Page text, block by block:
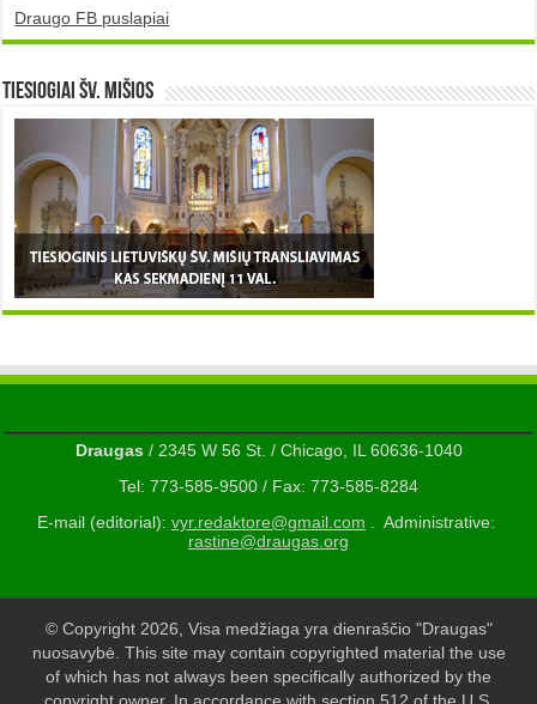
Draugo FB puslapiai
TIESIOGIAI šv. MIŠIOS
Draugas/ 2345 W 56 St. / Chicago, IL 60636-1040
Tel: 773-585-9500 / Fax: 773-585-8284
E-mail (editorial): vyr.redaktore@gmail.com . Administrative:
rastine@draugas.org
© Copyright 2026, Visa medžiaga yra dienraščio "Draugas"
nuosavybė. This site may contain copyrighted material the use
of which has not always been specifically authorized by the
copyright owner. In accordance with section 512 of the U.S.